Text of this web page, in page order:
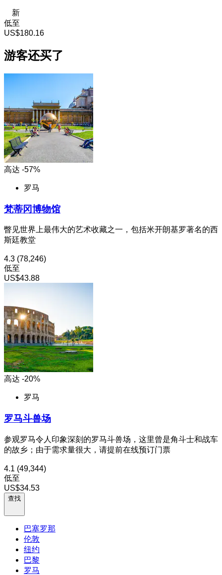
新
低至
US$180.16
游客还买了
高达 -57%
罗马
梵蒂冈博物馆
瞥见世界上最伟大的艺术收藏之一，包括米开朗基罗著名的西
斯廷教堂
4.3 (78,246)
低至
US$43.88
高达 -20%
罗马
罗马斗兽场
参观罗马令人印象深刻的罗马斗兽场，这里曾是角斗士和战车
的故乡；由于需求量很大，请提前在线预订门票
4.1 (49,344)
低至
US$34.53
查找
巴塞罗那
伦敦
纽约
巴黎
罗马